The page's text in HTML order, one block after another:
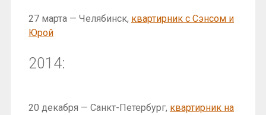
27 марта — Челябинск, квартирник с Сэнсом и
Юрой
2014:
20 декабря — Санкт-Петербург, квартирник на